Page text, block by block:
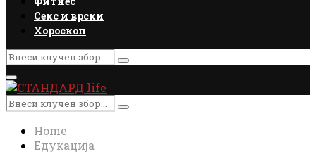
Секс и врски
Хороскоп
Search
for:
Search
Primary
Menu
Search
for:
Search
Home
Едукација